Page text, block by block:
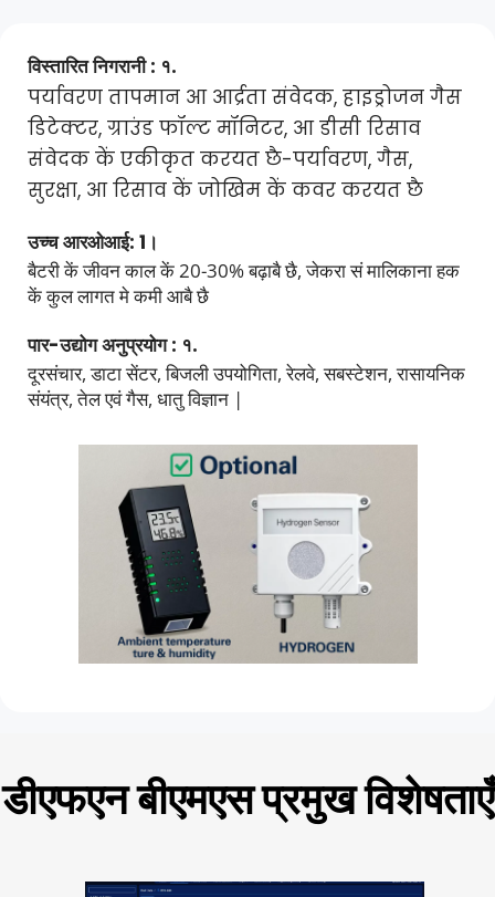
विस्तारित निगरानी : १.
पर्यावरण तापमान आ आर्द्रता संवेदक, हाइड्रोजन गैस
डिटेक्टर, ग्राउंड फॉल्ट मॉनिटर, आ डीसी रिसाव
संवेदक कें एकीकृत करयत छै-पर्यावरण, गैस,
सुरक्षा, आ रिसाव कें जोखिम कें कवर करयत छै
उच्च आरओआई: 1।
बैटरी कें जीवन काल कें 20-30% बढ़ाबै छै, जेकरा सं मालिकाना हक
कें कुल लागत मे कमी आबै छै
पार-उद्योग अनुप्रयोग : १.
दूरसंचार, डाटा सेंटर, बिजली उपयोगिता, रेलवे, सबस्टेशन, रासायनिक
संयंत्र, तेल एवं गैस, धातु विज्ञान |
डीएफएन बीएमएस प्रमुख विशेषताएँ